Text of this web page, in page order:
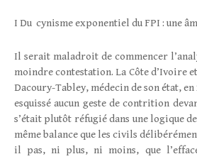
I Du cynisme exponentiel du FPI : une
Il serait maladroit de commencer
moindre contestation. La Côte d’Ivoire
Dacoury-Tabley, médecin de son état,
esquissé aucun geste de contrition
s’était plutôt réfugié dans une logique
même balance que les civils
il pas, ni plus, ni moins, que